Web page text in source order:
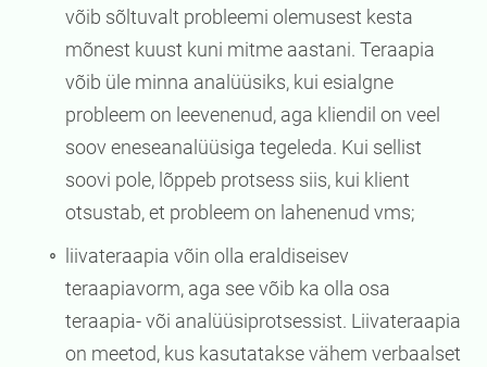
võib sõltuvalt probleemi olemusest kesta
mõnest kuust kuni mitme aastani. Teraapia
võib üle minna analüüsiks, kui esialgne
probleem on leevenenud, aga kliendil on veel
soov eneseanalüüsiga tegeleda. Kui sellist
soovi pole, lõppeb protsess siis, kui klient
otsustab, et probleem on lahenenud vms;
liivateraapia võin olla eraldiseisev
teraapiavorm, aga see võib ka olla osa
teraapia- või analüüsiprotsessist. Liivateraapia
on meetod, kus kasutatakse vähem verbaalset